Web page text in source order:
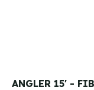
ANGLER 15' -